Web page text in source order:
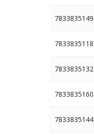
7833835149
7833835118
7833835132
7833835160
7833835144